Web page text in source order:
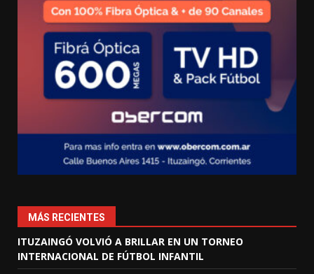
MÁS RECIENTES
ITUZAINGÓ VOLVIÓ A BRILLAR EN UN TORNEO
INTERNACIONAL DE FÚTBOL INFANTIL